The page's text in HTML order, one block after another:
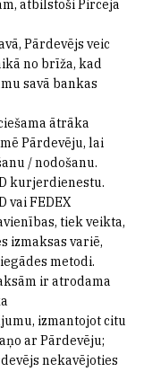
atbilstoši Pircēja
Pārdevējs veic
no brīža, kad
savā bankas
ātrāka
Pārdevēju, lai
/ nodošanu.
kurjerdienestu.
vai FEDEX
tiek veikta,
izmaksas variē,
metodi.
ir atrodama
izmantojot citu
ar Pārdevēju;
nekavējoties